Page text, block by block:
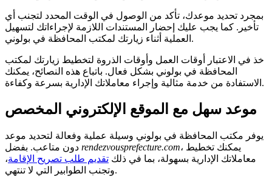
بمجرد تحديد موعدك، تأكد من الوصول في الوقت المحدد لتجنب أي
تأخير. كما يجب عليك إحضار المستندات اللازمة لإجراءاتك لتسهيل
العملية أثناء زيارتك لمكتب المحافظة في بولوني.
خذ في الاعتبار أوقات العمل وأوقات الذروة لتخطيط زيارتك لمكتب
المحافظة في بولوني بشكل فعال. باتباع هذه النصائح، يمكنك
الاستفادة من خدمة مثالية وإجراء معاملاتك الإدارية بسرعة وكفاءة.
موعد سهل مع الموقع الإلكتروني المخصص
يوفر مكتب المحافظة في بولوني وسيلة عملية وفعالة لتحديد موعد
rendezvousprefecture.com، يمكنك تخطيط
معاملاتك الإدارية بسهولة، بما في ذلك تقديم طلب تصريح الإقامة،
وتجنب الطوابير التي لا تنتهي.